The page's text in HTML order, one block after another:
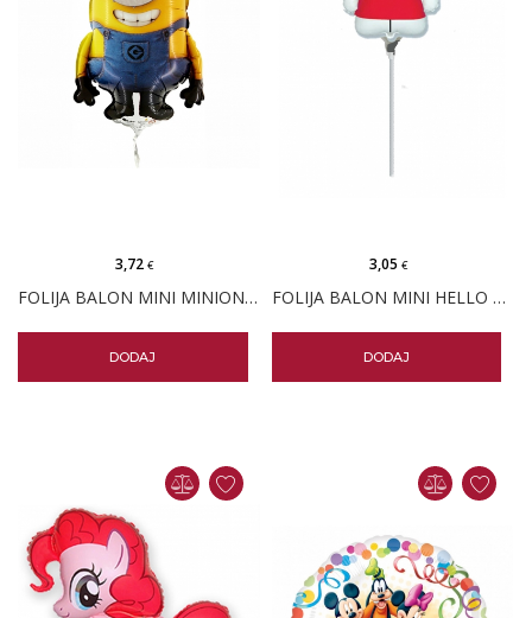
FOLIJA BALON MINI MINION STUART
3,72€
DODAJ
FOLIJA BALON MINI HELLO KITTY
3,05 €
DODAJ